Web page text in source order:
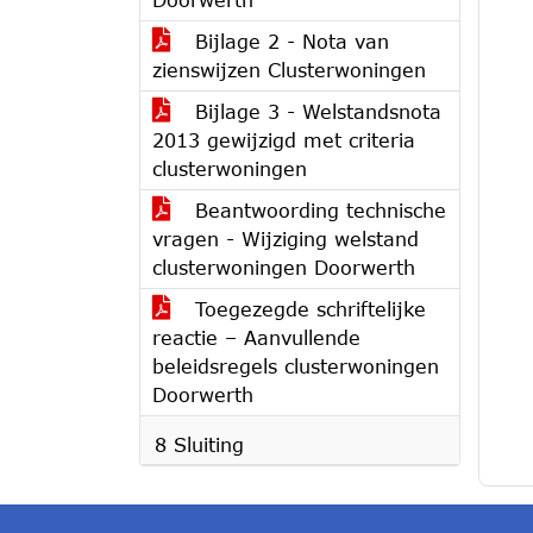
Bijlage 2 - Nota van
zienswijzen Clusterwoningen
Bijlage 3 - Welstandsnota
2013 gewijzigd met criteria
clusterwoningen
Beantwoording technische
vragen - Wijziging welstand
clusterwoningen Doorwerth
Toegezegde schriftelijke
reactie – Aanvullende
beleidsregels clusterwoningen
Doorwerth
8 Sluiting